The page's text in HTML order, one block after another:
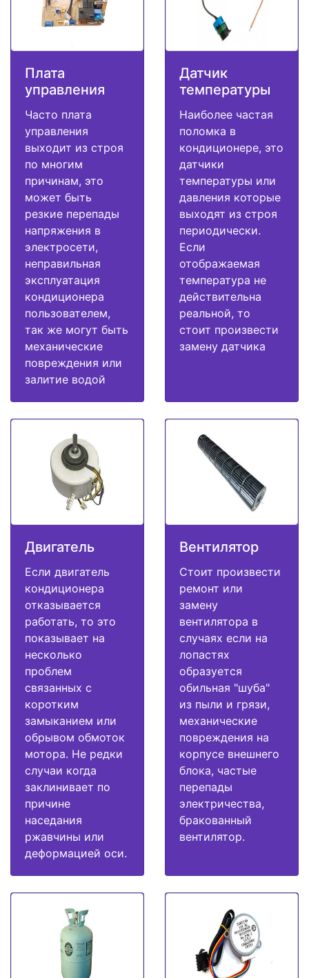
Плата
управления
Часто плата
управления
выходит из строя
по многим
причинам, это
может быть
резкие перепады
напряжения в
электросети,
неправильная
эксплуатация
кондиционера
пользователем,
так же могут быть
механические
повреждения или
залитие водой
Датчик
температуры
Наиболее частая
поломка в
кондиционере, это
датчики
температуры или
давления которые
выходят из строя
периодически.
Если
отображаемая
температура не
действительна
реальной, то
стоит произвести
замену датчика
Двигатель
Если двигатель
кондиционера
отказывается
работать, то это
показывает на
несколько
проблем
связанных с
коротким
замыканием или
обрывом обмоток
мотора. Не редки
случаи когда
заклинивает по
причине
наседания
ржавчины или
деформацией оси.
Вентилятор
Стоит произвести
ремонт или
замену
вентилятора в
случаях если на
лопастях
образуется
обильная "шуба"
из пыли и грязи,
механические
повреждения на
корпусе внешнего
блока, частые
перепады
электричества,
бракованный
вентилятор.